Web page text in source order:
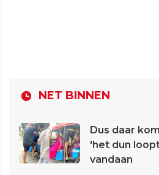
NET BINNEN
Dus daar
'het dun
vandaan